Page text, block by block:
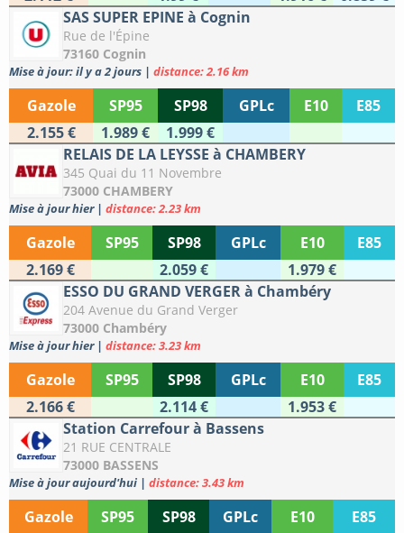
SAS SUPER EPINE à Cognin
Rue de l'Épine
73160 Cognin
Mise à jour: il y a 2 jours | distance: 2.16 km
Gazole SP95 SP98 GPLc E10
E85
2.155 €
1.989 €
1.999 €
RELAIS DE LA LEYSSE à CHAMBERY
345 Quai du 11 Novembre
73000 CHAMBERY
Mise à jour hier | distance: 2.23 km
Gazole SP95 SP98 GPLc E10
E85
2.169 €
2.059 €
1.979 €
ESSO DU GRAND VERGER à Chambéry
204 Avenue du Grand Verger
73000 Chambéry
Mise à jour hier | distance: 3.23 km
Gazole SP95 SP98 GPLc E10
E85
2.166 €
2.114 €
1.953 €
Station Carrefour à Bassens
21 RUE CENTRALE
73000 BASSENS
Mise à jour aujourd'hui | distance: 3.43 km
Gazole SP95 SP98 GPLc E10
E85